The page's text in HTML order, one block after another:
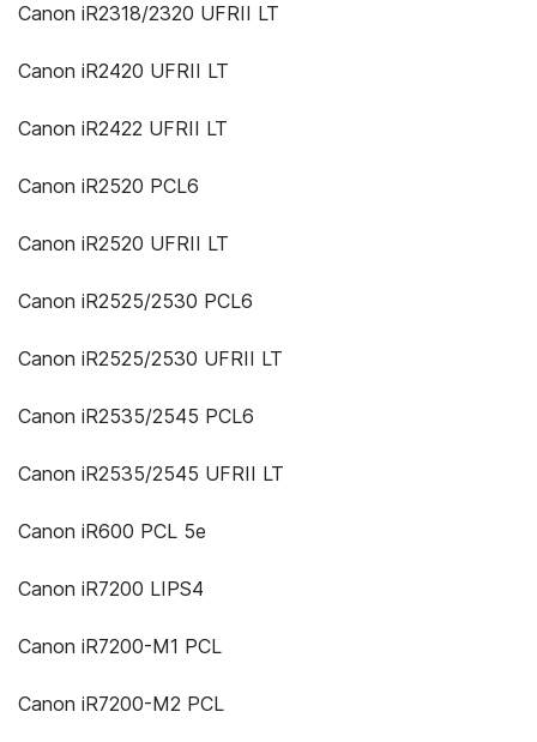
Canon iR2318/2320 UFRII LT
Canon iR2420 UFRII LT
Canon iR2422 UFRII LT
Canon iR2520 PCL6
Canon iR2520 UFRII LT
Canon iR2525/2530 PCL6
Canon iR2525/2530 UFRII LT
Canon iR2535/2545 PCL6
Canon iR2535/2545 UFRII LT
Canon iR600 PCL 5e
Canon iR7200 LIPS4
Canon iR7200-M1 PCL
Canon iR7200-M2 PCL